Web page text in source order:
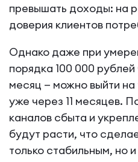
превышать доходы: на
доверия клиентов
Однако даже при
порядка 100 000
месяц — можно выйти
уже через 11 месяцев.
каналов сбыта и
будут расти, что
только стабильным, но